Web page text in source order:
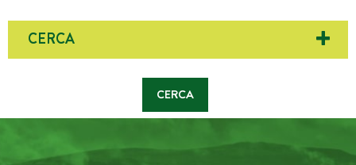
CERCA